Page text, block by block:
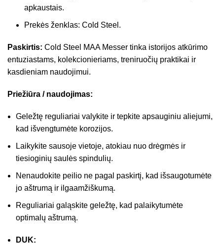
apkaustais.
Prekės ženklas: Cold Steel.
Paskirtis: Cold Steel MAA Messer tinka istorijos atkūrimo
entuziastams, kolekcionieriams, treniruočių praktikai ir
kasdieniam naudojimui.
Priežiūra / naudojimas:
Geležtę reguliariai valykite ir tepkite apsauginiu aliejumi,
kad išvengtumėte korozijos.
Laikykite sausoje vietoje, atokiau nuo drėgmės ir
tiesioginių saulės spindulių.
Nenaudokite peilio ne pagal paskirtį, kad išsaugotumėte
jo aštrumą ir ilgaamžiškumą.
Reguliariai galąskite geležtę, kad palaikytumėte
optimalų aštrumą.
DUK: